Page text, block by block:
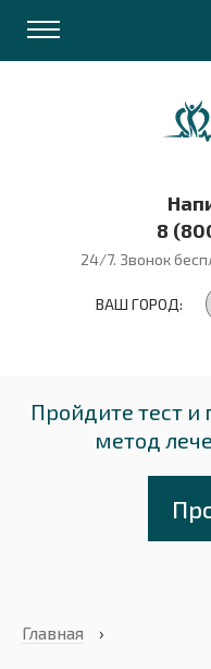
8
24/7. Звонок
ВАШ ГОРОД:
Пройдите тест и
метод
Главная ›